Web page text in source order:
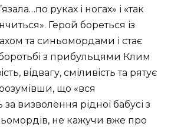
руках і ногах» і «так
Герой бореться із
та синьомордами і стає
з прибульцями Клим
відвагу, сміливість та рятує
що «вся
за визволення рідної бабусі з
не кажучи вже про